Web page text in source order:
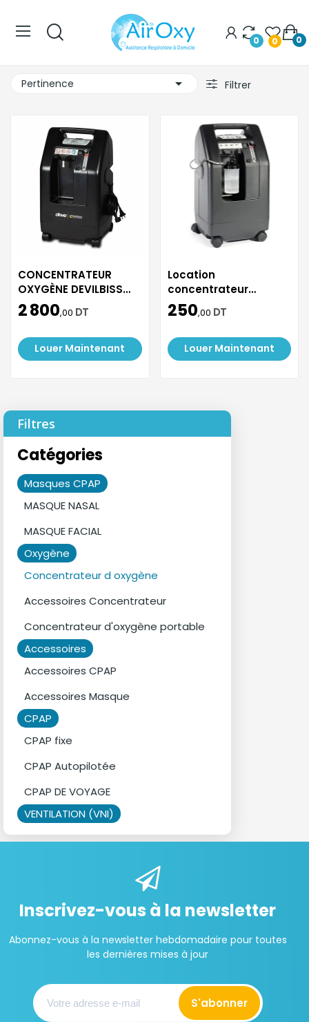
0 0 0
Filtres
Catégories
Masques CPAP
MASQUE NASAL
MASQUE FACIAL
Oxygène
Concentrateur d oxygène
Accessoires Concentrateur
Concentrateur d'oxygène portable
Accessoires
Accessoires CPAP
Accessoires Masque
CPAP
CPAP fixe
CPAP Autopilotée
CPAP DE VOYAGE
VENTILATION (VNI)
Pertinence  Filtrer
CONCENTRATEUR
OXYGÈNE DEVILBISS
52...
2 800,00 DT
Louer Maintenant
Location
concentrateur
d'oxygène D...
250,00 DT
Louer Maintenant
Inscrivez-vous à la newsletter
Abonnez-vous à la newsletter hebdomadaire pour toutes
les dernières mises à jour
S'abonner